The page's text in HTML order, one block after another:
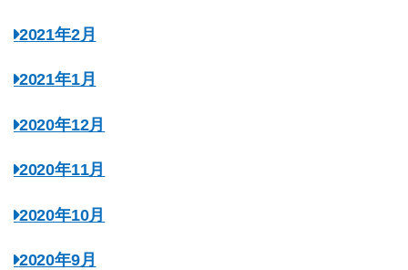
2021年2月
2021年1月
2020年12月
2020年11月
2020年10月
2020年9月